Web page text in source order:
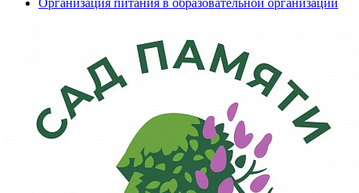
Организация питания в образовательной организации